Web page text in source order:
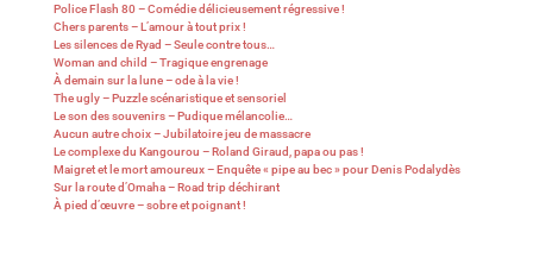
Police Flash 80 – Comédie délicieusement régressive !
Chers parents – L’amour à tout prix !
Les silences de Ryad – Seule contre tous…
Woman and child – Tragique engrenage
À demain sur la lune – ode à la vie !
The ugly – Puzzle scénaristique et sensoriel
Le son des souvenirs – Pudique mélancolie…
Aucun autre choix – Jubilatoire jeu de massacre
Le complexe du Kangourou – Roland Giraud, papa ou pas !
Maigret et le mort amoureux – Enquête « pipe au bec » pour Denis Podalydès
Sur la route d’Omaha – Road trip déchirant
À pied d’œuvre – sobre et poignant !